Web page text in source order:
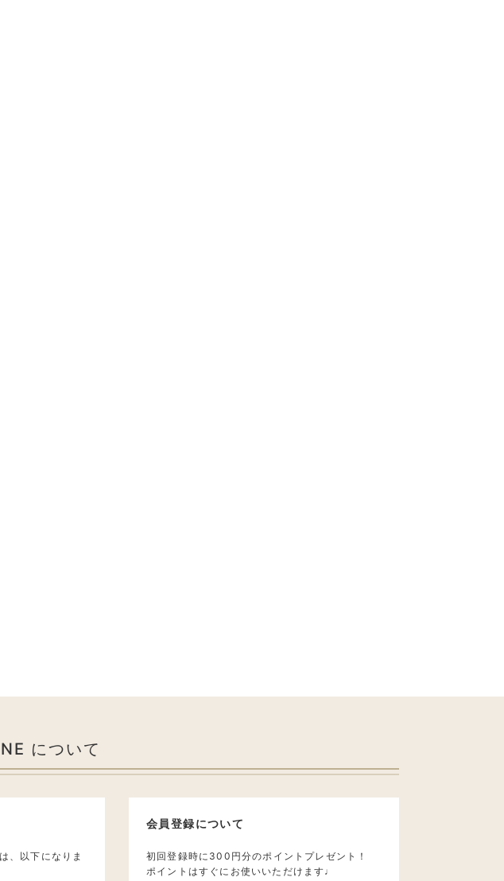
について
、以下になりま
会員登録について
初回登録時に300円分のポイントプレゼント！
ポイントはすぐにお使いいただけます♩